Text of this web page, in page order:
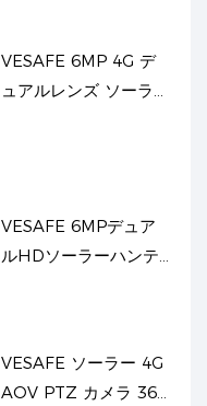
VESAFE 6MP 4G デ
ュアルレンズ ソーラ
VESAFE 6MPデュア
ルHDソーラーハンテ
VESAFE ソーラー 4G
AOV PTZ カメラ 36